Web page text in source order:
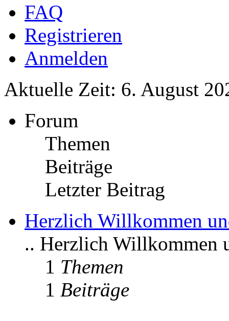
FAQ
Registrieren
Anmelden
Aktuelle Zeit: 6. August
Forum
Themen
Beiträge
Letzter Beitrag
Herzlich Willkommen
.. Herzlich Willkommen
1 Themen
1 Beiträge